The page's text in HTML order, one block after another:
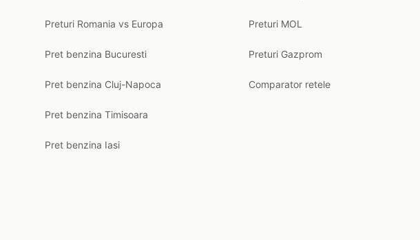
Preturi Romania vs Europa
Pret benzina Bucuresti
Pret benzina Cluj-Napoca
Pret benzina Timisoara
Pret benzina Iasi
Preturi MOL
Preturi Gazprom
Comparator retele